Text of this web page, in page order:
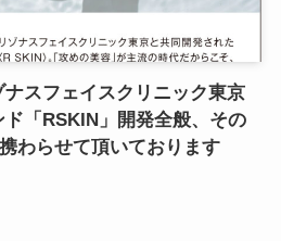
スフェイスクリニック東京
「RSKIN」開発全般、その
わらせて頂いております